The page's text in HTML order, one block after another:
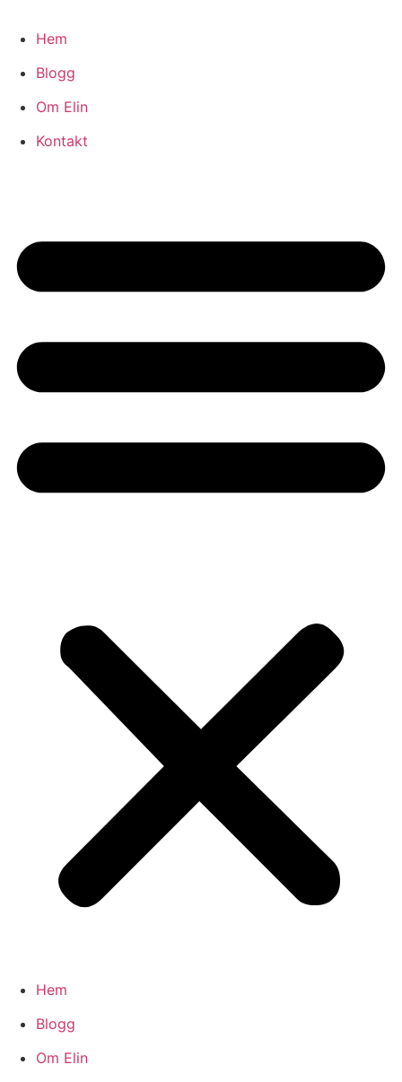
Hem
Blogg
Om Elin
Kontakt
Hem
Blogg
Om Elin